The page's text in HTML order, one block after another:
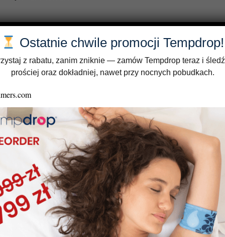
Regulamin
Blog
Moje konto
Sklep
Kalkulator dni płodnych
Ostatnie chwile promocji Tempdrop!
z rabatu, zanim zniknie — zamów Tempdrop teraz i
prościej oraz dokładniej, nawet przy nocnych pobudkach.